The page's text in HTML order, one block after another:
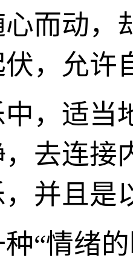
而动，
，允许
，适当
去连接
并且是
“情绪